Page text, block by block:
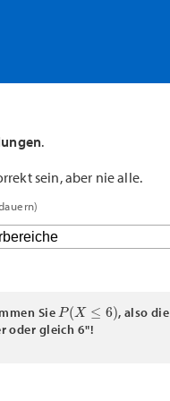
.
sein, aber nie alle.
SieP(X≤ )
, also die
oder gleich 6"!